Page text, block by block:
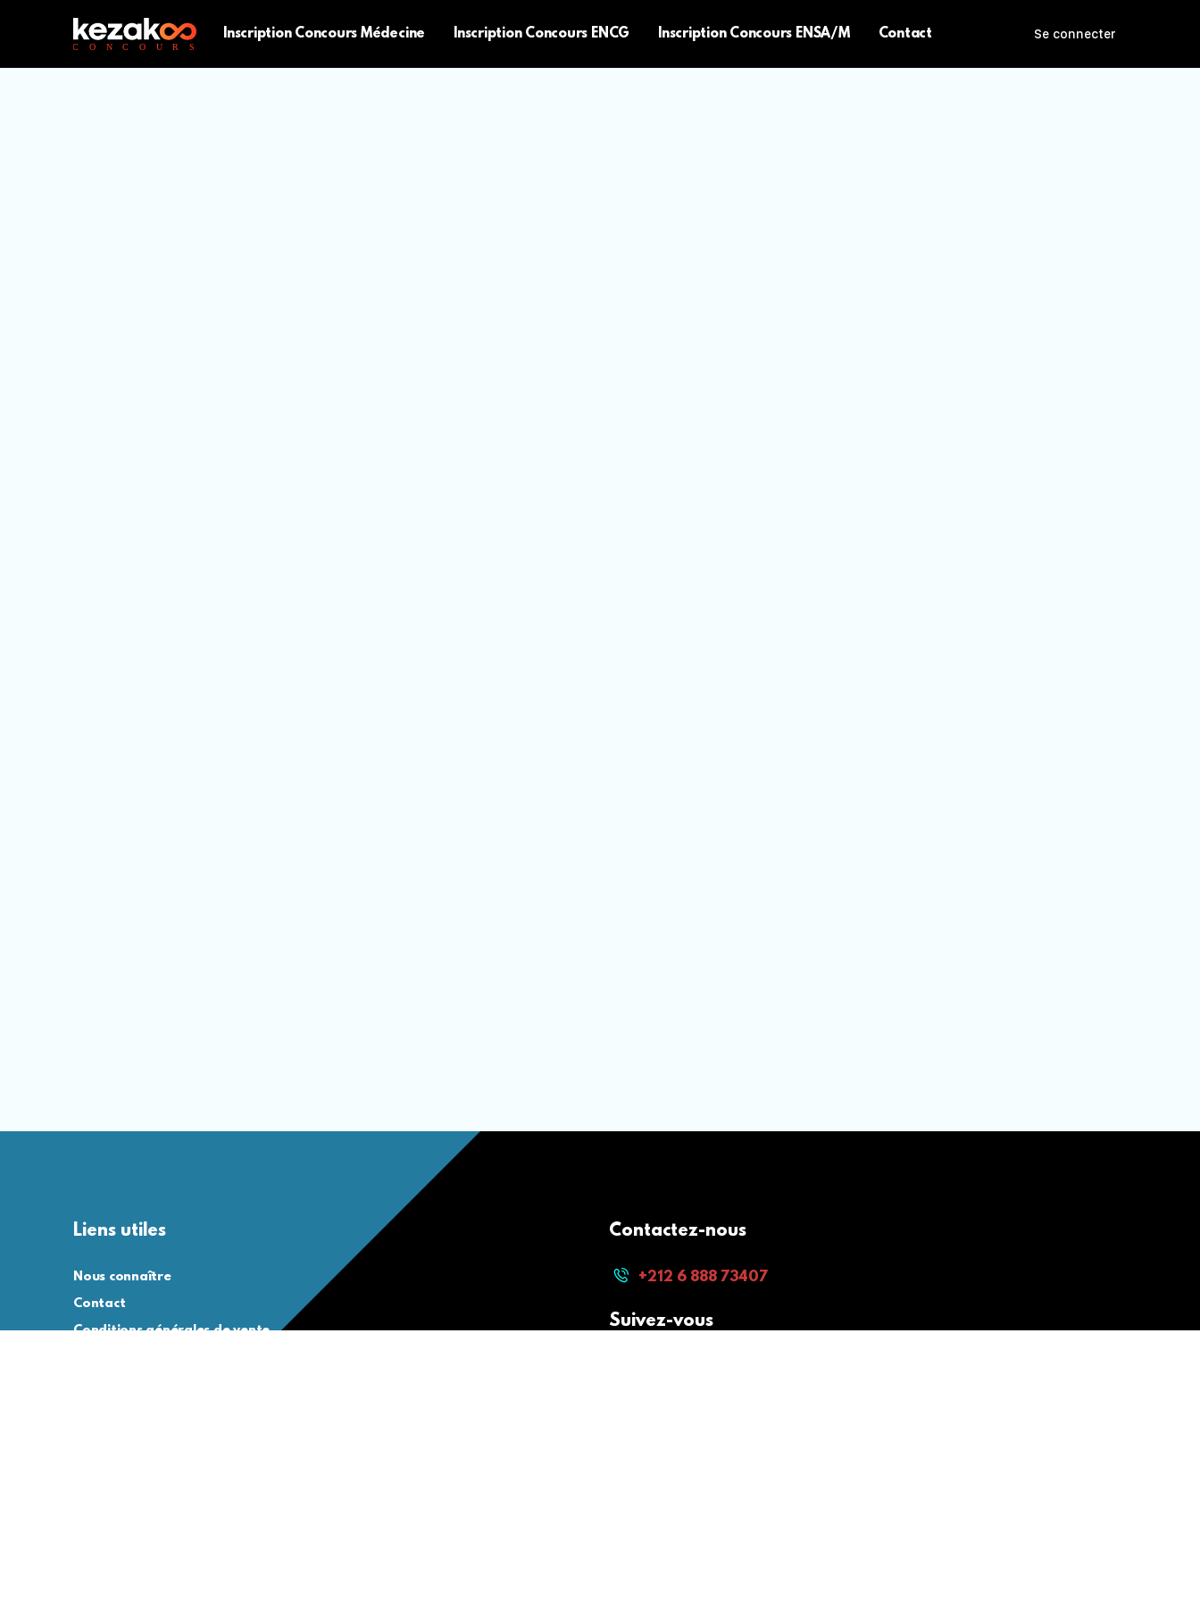
Inscription Concours Médecine Inscription Concours ENCG Inscription Concours ENSA/M Contact Se connecter
Liens utiles
Nous connaître
Contact
Conditions générales de vente
Contactez-nous
+212 6 888 73407
Suivez-vous